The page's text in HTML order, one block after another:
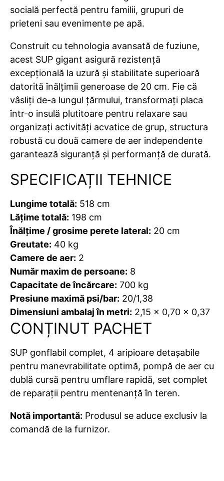
socială perfectă pentru familii, grupuri de
prieteni sau evenimente pe apă.
Construit cu tehnologia avansată de fuziune,
acest SUP gigant asigură rezistență
excepțională la uzură și stabilitate superioară
datorită înălțimii generoase de 20 cm. Fie că
vâsliți de-a lungul țărmului, transformați placa
într-o insulă plutitoare pentru relaxare sau
organizați activități acvatice de grup, structura
robustă cu două camere de aer independente
garantează siguranță și performanță de durată.
SPECIFICAȚII TEHNICE
Lungime totală: 518 cm
Lățime totală: 198 cm
Înălțime / grosime perete lateral: 20 cm
Greutate: 40 kg
Camere de aer: 2
Număr maxim de persoane: 8
Capacitate de încărcare: 700 kg
Presiune maximă psi/bar: 20/1,38
Dimensiuni ambalaj în metri: 2,15 x 0,70 x 0,37
CONȚINUT PACHET
SUP gonflabil complet, 4 aripioare detașabile
pentru manevrabilitate optimă, pompă de aer cu
dublă cursă pentru umflare rapidă, set complet
de reparații pentru mentenanță în teren.
Notă importantă: Produsul se aduce exclusiv la
comandă de la furnizor.